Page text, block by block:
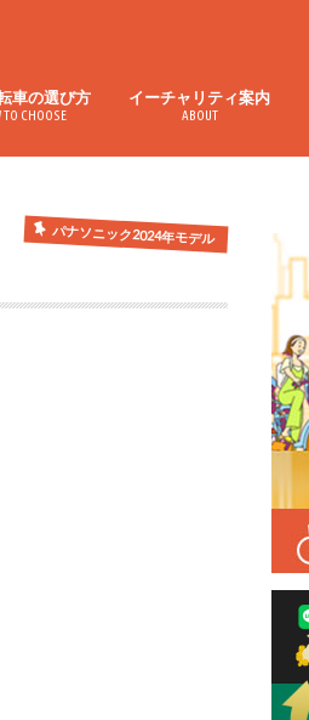
車の選び方
TO CHOOSE
イーチャリティ案内
ABOUT
パナソニック2024年モデル